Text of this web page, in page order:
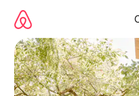
dung